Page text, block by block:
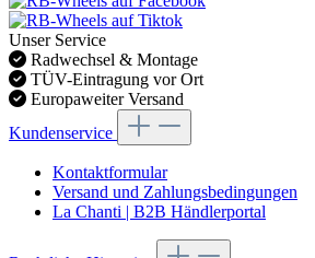
Unser Service
Radwechsel & Montage
TÜV-Eintragung vor Ort
Europaweiter Versand
Kundenservice
Kontaktformular
Versand und Zahlungsbedingungen
La Chanti | B2B Händlerportal